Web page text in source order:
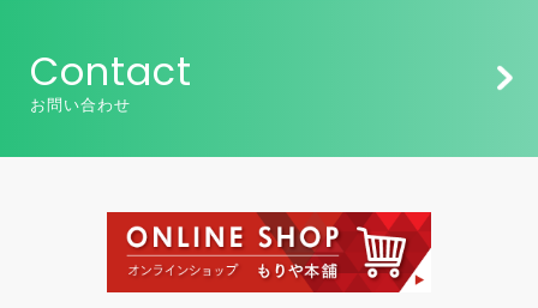
Contact
お問い合わせ